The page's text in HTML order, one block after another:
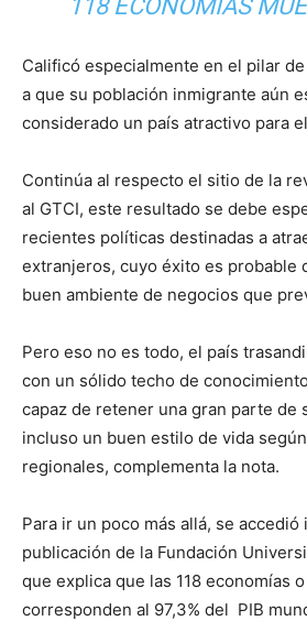
118 ECONOMÍAS
Calificó especialmente en el pilar
a que su población inmigrante aún
considerado un país atractivo para
Continúa al respecto el sitio de la
al GTCI, este resultado se debe
recientes políticas destinadas a
extranjeros, cuyo éxito es probable
buen ambiente de negocios que
Pero eso no es todo, el país
con un sólido techo de
capaz de retener una gran parte de
incluso un buen estilo de vida
regionales, complementa la nota.
Para ir un poco más allá, se accedió
publicación de la Fundación
que explica que las 118 economías
corresponden al 97,3% del PIB